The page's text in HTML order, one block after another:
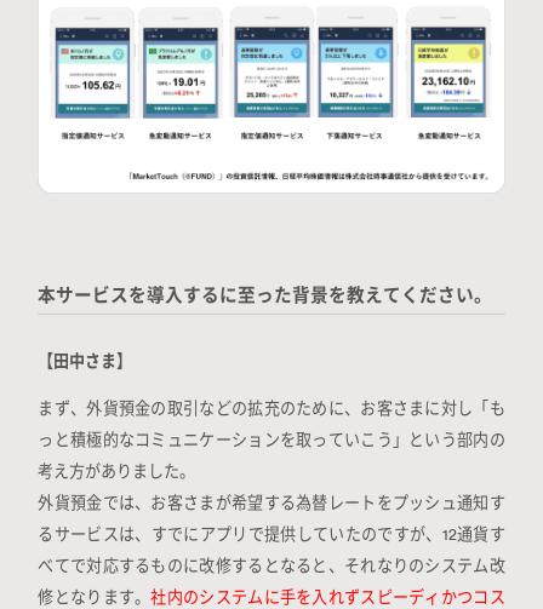
本サービスを導入するに至った背景を教えてください。
【田中さま】
まず、外貨預金の取引などの拡充のために、お客さまに対し「も
っと積極的なコミュニケーションを取っていこう」という部内の
考え方がありました。
外貨預金では、お客さまが希望する為替レートをプッシュ通知す
るサービスは、すでにアプリで提供していたのですが、12通貨す
べてで対応するものに改修するとなると、それなりのシステム改
修となります。社内のシステムに手を入れずスピーディかつコス